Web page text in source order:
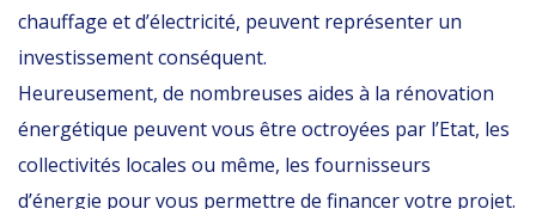
chauffage et d’électricité, peuvent représenter un
investissement conséquent.
Heureusement, de nombreuses aides à la rénovation
énergétique peuvent vous être octroyées par l’Etat, les
collectivités locales ou même, les fournisseurs
d’énergie pour vous permettre de financer votre projet.